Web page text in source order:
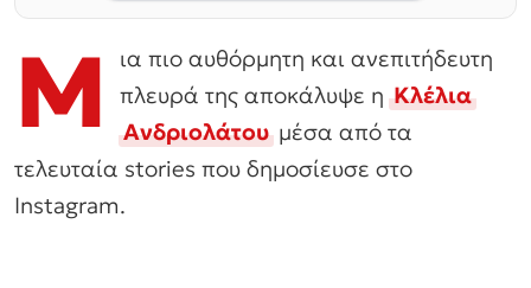
Μ
ια πιο αυθόρμητη και ανεπιτήδευτη
πλευρά της αποκάλυψε ηΚλέλια
Ανδριολάτουμέσα από τα
τελευταία stories που δημοσίευσε στο
Instagram.